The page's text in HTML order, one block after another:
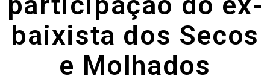
baixista dos Secos
e Molhados